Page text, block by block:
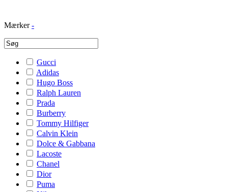
Mærker -
Gucci
Adidas
Hugo Boss
Ralph Lauren
Prada
Burberry
Tommy Hilfiger
Calvin Klein
Dolce & Gabbana
Lacoste
Chanel
Dior
Puma